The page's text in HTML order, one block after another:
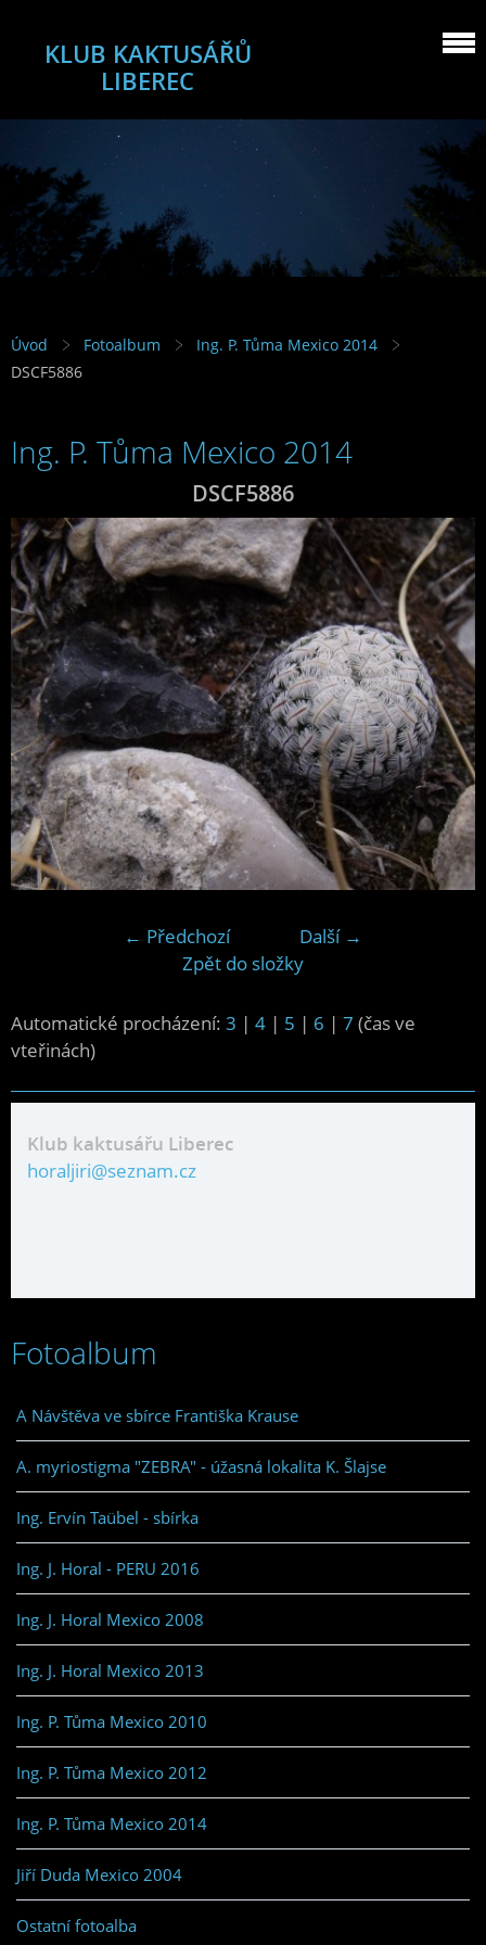
KLUB KAKTUSÁŘŮ
LIBEREC
Úvod Fotoalbum
Ing. P. Tůma Mexico 2014
DSCF5886
Ing. P. Tůma Mexico 2014
DSCF5886
← Předchozí
Další →
Zpět do složky
Automatické procházení: 3 | 4 | 5 | 6 | 7 (čas ve
vteřinách)
Klub kaktusářu Liberec
horaljiri@seznam.cz
Fotoalbum
A Návštěva ve sbírce Františka Krause
A. myriostigma "ZEBRA" - úžasná lokalita K. Šlajse
Ing. Ervín Taübel - sbírka
Ing. J. Horal - PERU 2016
Ing. J. Horal Mexico 2008
Ing. J. Horal Mexico 2013
Ing. P. Tůma Mexico 2010
Ing. P. Tůma Mexico 2012
Ing. P. Tůma Mexico 2014
Jiří Duda Mexico 2004
Ostatní fotoalba